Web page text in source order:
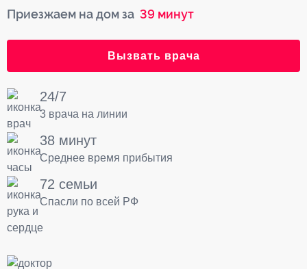
Приезжаем на дом за 39 минут
Вызвать врача
24/7
3 врача на линии
38 минут
Среднее время прибытия
72 семьи
Спасли по всей РФ